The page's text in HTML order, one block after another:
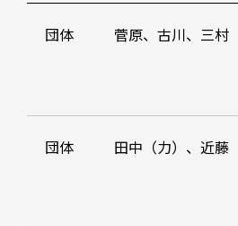
団体 菅原、古川、三村
団体 田中（力）、近藤